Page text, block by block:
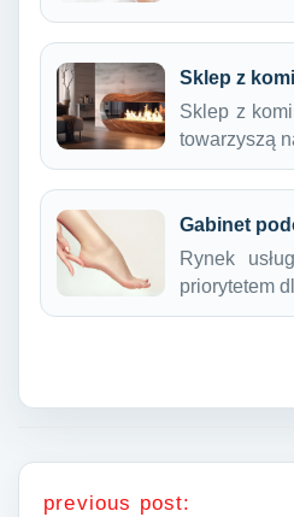
Sklep z
Sklep z
towarzyszą
Gabinet
Rynek
priorytetem
Nawigacja wpisu
previous post: